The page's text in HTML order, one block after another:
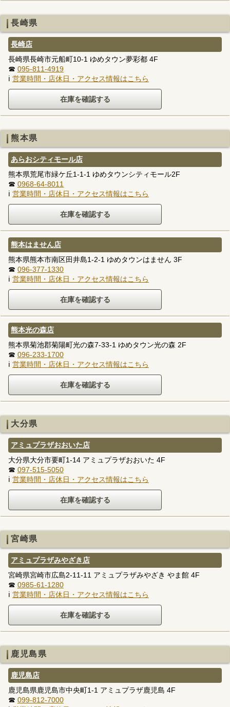
長崎県
長崎店
長崎県長崎市元船町10-1 ゆめタウン夢彩都 4F
☎ 095-811-4919
ℹ 営業時間・店休日・アクセス情報はこちら
熊本県
あらおシティモール店
熊本県荒尾市緑ケ丘1-1-1 ゆめタウンシティモール2F
☎ 0968-64-8011
ℹ 営業時間・店休日・アクセス情報はこちら
熊本はません店
熊本県熊本市南区田井島1-2-1 ゆめタウンはません 3F
☎ 096-377-1330
ℹ 営業時間・店休日・アクセス情報はこちら
熊本光の森店
熊本県菊池郡菊陽町光の森7-33-1 ゆめタウン光の森 2F
☎ 096-233-1700
ℹ 営業時間・店休日・アクセス情報はこちら
大分県
アミュプラザおおいた店
大分県大分市要町1-14 アミュプラザおおいた 4F
☎ 097-515-5050
ℹ 営業時間・店休日・アクセス情報はこちら
宮崎県
アミュプラザみやざき店
宮崎県宮崎市広島2-11-11 アミュプラザみやざき やま館 4F
☎ 0985-61-1280
ℹ 営業時間・店休日・アクセス情報はこちら
鹿児島県
鹿児島店
鹿児島県鹿児島市中央町1-1 アミュプラザ鹿児島 4F
☎ 099-812-7000